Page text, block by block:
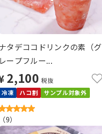
タデココドリンクの素（グ
レープフルー...
2,100 税抜
冷凍
ハコ割 サンプル対象外
（9）